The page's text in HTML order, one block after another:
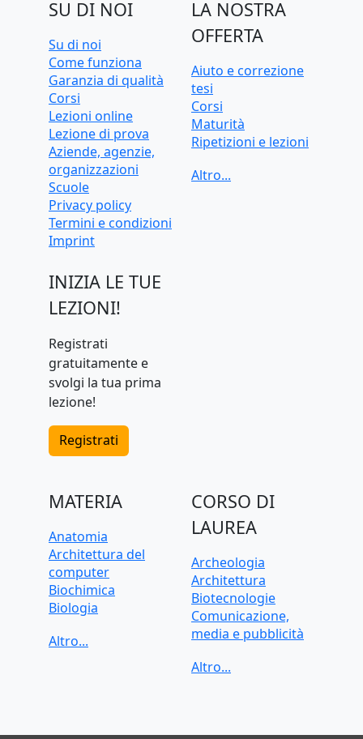
SU DI NOI
Su di noi
Come funziona
Garanzia di qualità
Corsi
Lezioni online
Lezione di prova
Aziende, agenzie,
organizzazioni
Scuole
Privacy policy
Termini e condizioni
Imprint
INIZIA LE TUE
LEZIONI!
Registrati
gratuitamente e
svolgi la tua prima
lezione!
Registrati
LA NOSTRA
OFFERTA
Aiuto e correzione
tesi
Corsi
Maturità
Ripetizioni e lezioni
online
MATERIA
Anatomia
Architettura del
computer
Biochimica
Biologia
CAD, Disegno
Diritto
CORSO DI
LAUREA
Archeologia
Architettura
Biotecnologie
Comunicazione,
media e pubblicità
Data science